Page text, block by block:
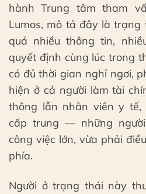
hành Trung tâm tham
Lumos, mô tả đây là
quá nhiều thông tin,
quyết định cùng lúc trong
có đủ thời gian nghỉ ngơi,
hiện ở cả người làm tài
thông lẫn nhân viên y
cấp trung — những
công việc lớn, vừa phải
phía.
Người ở trạng thái này